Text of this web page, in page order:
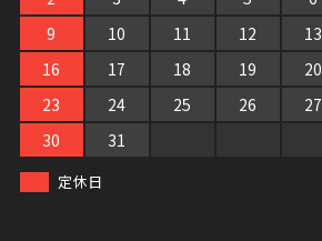
9
10 11 12 13
16
17 18 19 20
23
24 25 26 27
30
31
定休日